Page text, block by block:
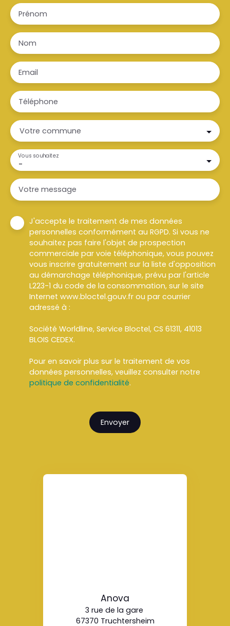
Prénom
Nom
Email
Téléphone
Votre commune
-
Vous souhaitez
Votre message
J'accepte le traitement de mes données
personnelles conformément au RGPD. Si vous ne
souhaitez pas faire l'objet de prospection
commerciale par voie téléphonique, vous pouvez
vous inscrire gratuitement sur la liste d'opposition
au démarchage téléphonique, prévu par l'article
L223-1 du code de la consommation, sur le site
Internet www.bloctel.gouv.fr ou par courrier
adressé à :
Société Worldline, Service Bloctel, CS 61311, 41013
BLOIS CEDEX.
Pour en savoir plus sur le traitement de vos
données personnelles, veuillez consulter notre
politique de confidentialité.
Envoyer
Anova
3 rue de la gare
67370 Truchtersheim